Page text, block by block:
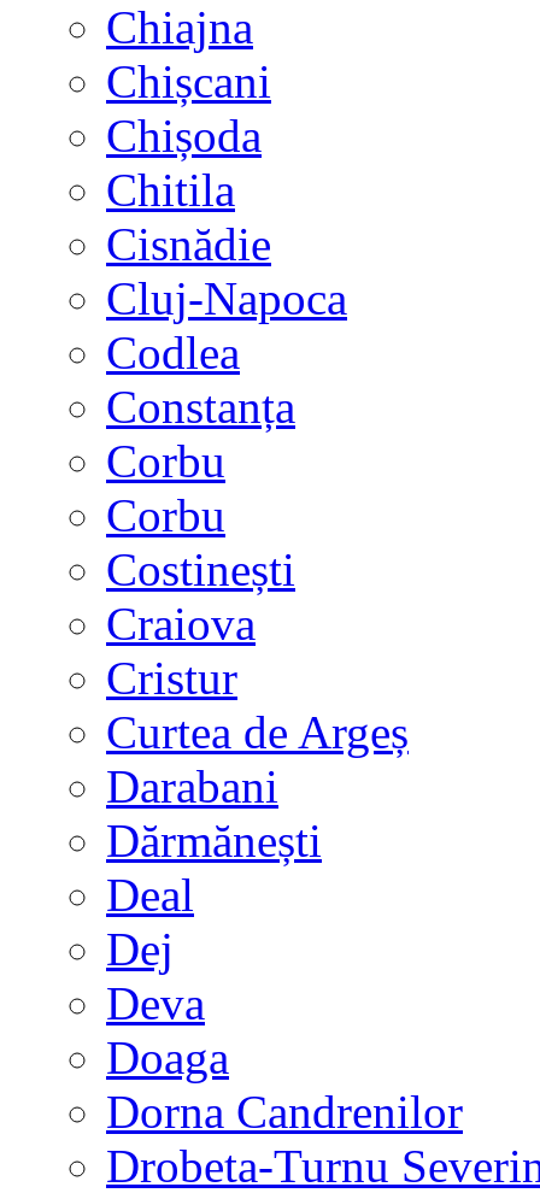
Chiajna
Chișcani
Chișoda
Chitila
Cisnădie
Cluj-Napoca
Codlea
Constanța
Corbu
Corbu
Costinești
Craiova
Cristur
Curtea de Argeș
Darabani
Dărmănești
Deal
Dej
Deva
Doaga
Dorna Candrenilor
Drobeta-Turnu